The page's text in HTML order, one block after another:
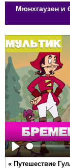
Мюнхгаузен и
Play
« Путешествие